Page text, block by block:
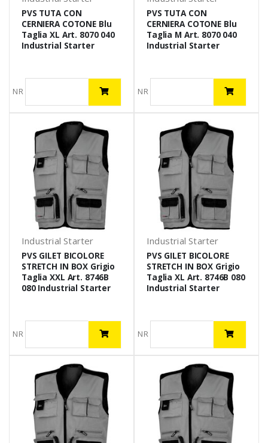
PVS TUTA CON
CERNIERA COTONE Blu
Taglia XL Art. 8070 040
Industrial Starter
NR
PVS TUTA CON
CERNIERA COTONE Blu
Taglia M Art. 8070 040
Industrial Starter
NR
Industrial Starter
PVS GILET BICOLORE
STRETCH IN BOX Grigio
Taglia XXL Art. 8746B
080 Industrial Starter
NR
Industrial Starter
PVS GILET BICOLORE
STRETCH IN BOX Grigio
Taglia XL Art. 8746B 080
Industrial Starter
NR